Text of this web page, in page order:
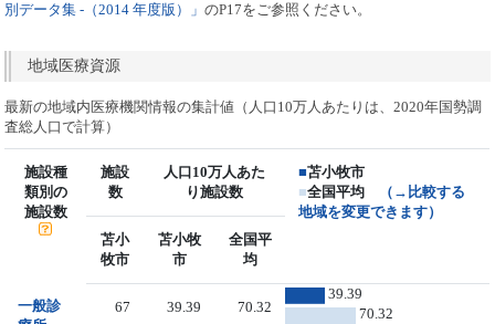
別データ集 -（2014 年度版）」のP17をご参照ください。
地域医療資源
最新の地域内医療機関情報の集計値（人口10万人あたりは、2020年国勢調
査総人口で計算）
施設種
類別の
施設数
施設
数
人口10万人あた
り施設数
■苫小牧市
■全国平均
（→比較する
地域を変更できます）
苫小
牧市
苫小牧
市
全国平
均
一般診
67 39.39 70.32
39.39
70.32